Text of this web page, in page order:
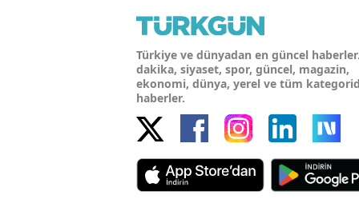
Türkiye ve dünyadan en güncel
dakika, siyaset, spor, güncel, magazin,
ekonomi, dünya, yerel ve tüm
haberler.